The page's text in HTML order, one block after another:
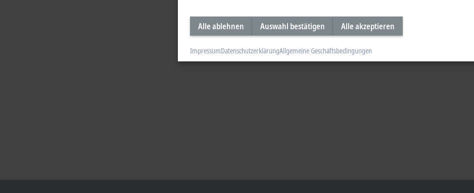
Alle ablehnen Auswahl bestätigen Alle akzeptieren
ImpressumDatenschutzerklärungAllgemeine Geschäftsbedingungen